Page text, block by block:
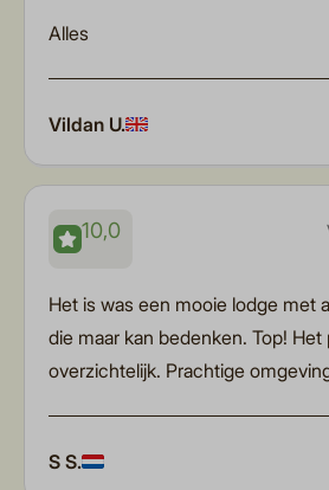
Alles
Vildan U.
10,0
Het is was een mooie lodge met
die maar kan bedenken. Top! Het
overzichtelijk. Prachtige
S S.